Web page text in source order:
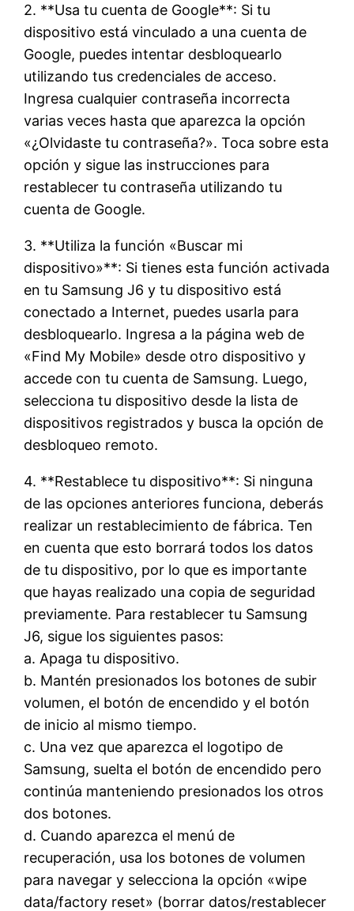
2. **Usa tu cuenta de Google**: Si tu
dispositivo está vinculado a una cuenta de
Google, puedes intentar desbloquearlo
utilizando tus credenciales de acceso.
Ingresa cualquier contraseña incorrecta
varias veces hasta que aparezca la opción
«¿Olvidaste tu contraseña?». Toca sobre esta
opción y sigue las instrucciones para
restablecer tu contraseña utilizando tu
cuenta de Google.
3. **Utiliza la función «Buscar mi
dispositivo»**: Si tienes esta función activada
en tu Samsung J6 y tu dispositivo está
conectado a Internet, puedes usarla para
desbloquearlo. Ingresa a la página web de
«Find My Mobile» desde otro dispositivo y
accede con tu cuenta de Samsung. Luego,
selecciona tu dispositivo desde la lista de
dispositivos registrados y busca la opción de
desbloqueo remoto.
4. **Restablece tu dispositivo**: Si ninguna
de las opciones anteriores funciona, deberás
realizar un restablecimiento de fábrica. Ten
en cuenta que esto borrará todos los datos
de tu dispositivo, por lo que es importante
que hayas realizado una copia de seguridad
previamente. Para restablecer tu Samsung
J6, sigue los siguientes pasos:
a. Apaga tu dispositivo.
b. Mantén presionados los botones de subir
volumen, el botón de encendido y el botón
de inicio al mismo tiempo.
c. Una vez que aparezca el logotipo de
Samsung, suelta el botón de encendido pero
continúa manteniendo presionados los otros
dos botones.
d. Cuando aparezca el menú de
recuperación, usa los botones de volumen
para navegar y selecciona la opción «wipe
data/factory reset» (borrar datos/restablecer